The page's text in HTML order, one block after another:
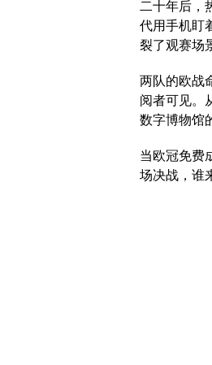
二十年后，
代用手机盯
裂了观赛场
两队的欧战
阅者可见。
数字博物馆
当欧冠免费
场决战，谁